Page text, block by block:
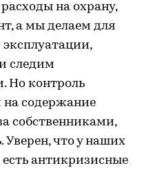
на охрану,
а мы делаем для
эксплуатации,
следим
Но контроль
на содержание
собственниками,
Уверен, что у наших
антикризисные